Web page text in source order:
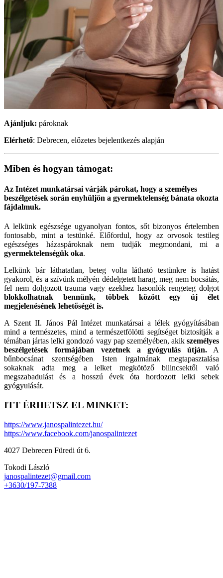
Ajánljuk: pároknak
Elérhető: Debrecen, előzetes bejelentkezés alapján
Miben és hogyan támogat:
Az Intézet munkatársai várják párokat, hogy a személyes
beszélgetések során enyhüljön a gyermektelenség bánata okozta
fájdalmuk.
A lelkünk egészsége ugyanolyan fontos, sőt bizonyos értelemben
fontosabb, mint a testünké. Előfordul, hogy az orvosok testileg
egészséges házaspároknak nem tudják megmondani, mi a
gyermektelenségük oka.
Lelkünk bár láthatatlan, beteg volta látható testünkre is hatást
gyakorol, és a szívünk mélyén dédelgetett harag, meg nem bocsátás,
fel nem dolgozott trauma vagy ezekhez hasonlók rengeteg dolgot
blokkolhatnak bennünk, többek között egy új élet
megjelenésének lehetőségét is.
A Szent II. János Pál Intézet munkatársai a lélek gyógyításában
mind a természetes, mind a természetfölötti segítséget biztosítják a
témában jártas lelki gondozó vagy pap személyében, akik személyes
beszélgetések formájában vezetnek a gyógyulás útján. A
bűnbocsánat szentségében Isten irgalmának megtapasztalása
sokaknak adta meg a lelket megkötöző bilincsektől való
megszabadulást és a hosszú évek óta hordozott lelki sebek
gyógyulását.
ITT ÉRHETSZ EL MINKET:
https://www.janospalintezet.hu/
https://www.facebook.com/janospalintezet
4027 Debrecen Füredi út 6.
Tokodi László
janospalintezet@gmail.com
+3630/197-7388